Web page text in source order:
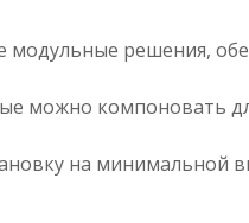
модульные решения,
можно компоновать
на минимальной